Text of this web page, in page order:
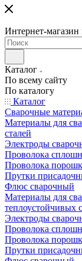
Интернет-магазин
Каталог
По всему сайту
По каталогу
Каталог
Сварочные
Материалы для
сталей
Электроды
Проволока
Проволока
Прутки
Флюс сварочный
Материалы для
теплоустойчивых
Электроды
Проволока
Проволока
Прутки